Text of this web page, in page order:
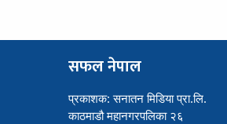
सफल नेपाल
प्रकाशक: सनातन मिडिया प्रा.लि.
काठमाडौ महानगरपलिका २६